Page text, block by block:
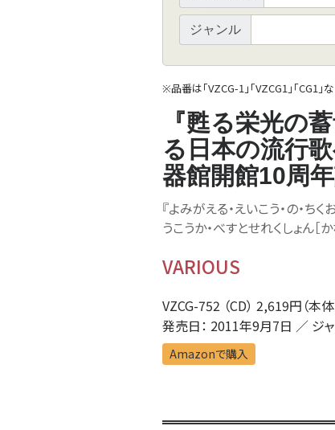
ジャンル
※品番は「VZCG-1」「VZCG1」「CG1」
『甦る栄光の
る日本の流行
器館開館10周年
『よみがえる・えいこう・の・ちく
うこうか・べすとせれくしょん
VARIOUS
VZCG-752 （CD） 2,619円（本
発売日： 2011年9月7日 ／ ジャ
Amazonで購入